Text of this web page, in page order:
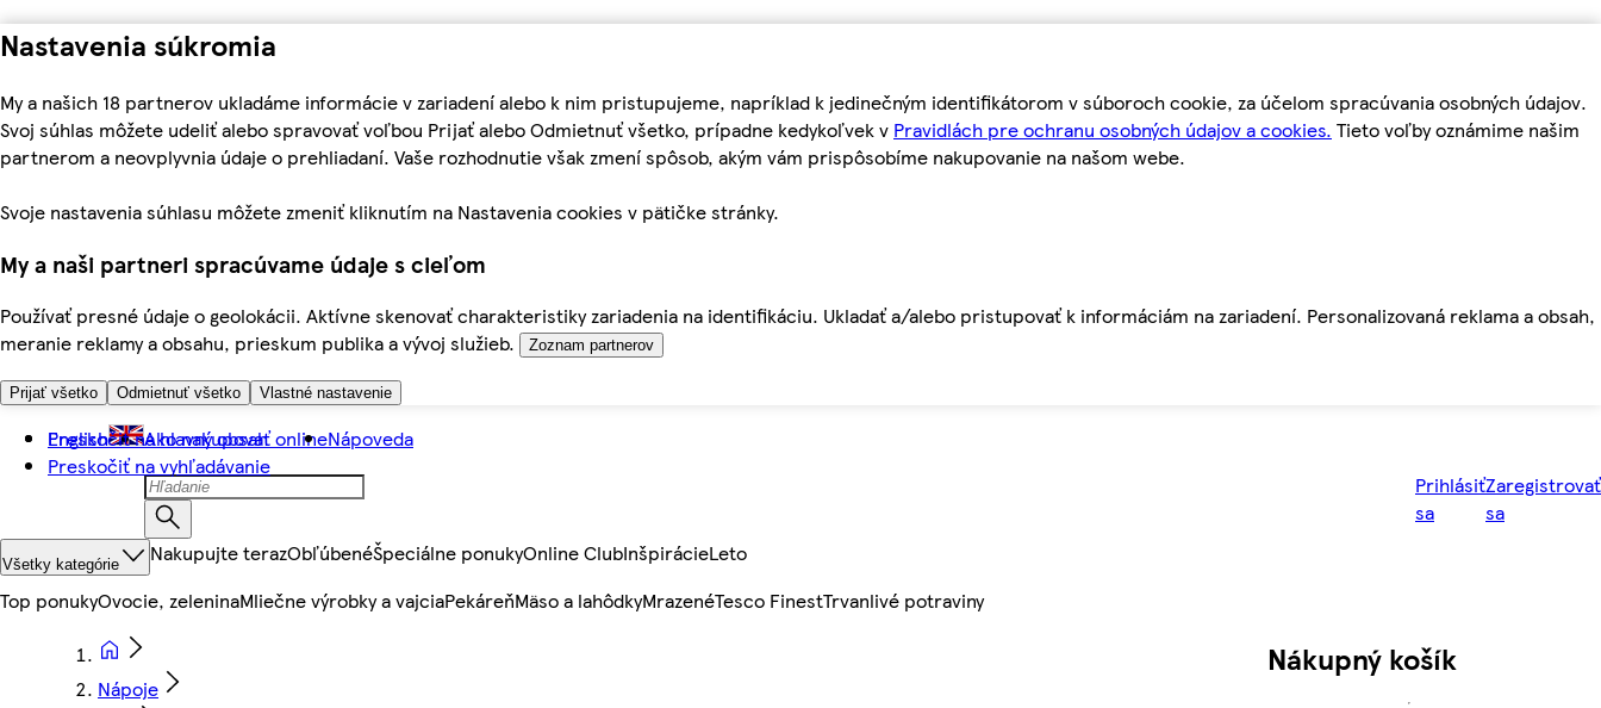
Nastavenia súkromia
My a našich 18 partnerov ukladáme informácie v zariadení alebo k nim pristupujeme, napríklad k jedinečným identifikátorom v súboroch cookie, za účelom spracúvania osobných údajov.
Svoj súhlas môžete udeliť alebo spravovať voľbou Prijať alebo Odmietnuť všetko, prípadne kedykoľvek v Pravidlách pre ochranu osobných údajov a cookies. Tieto voľby oznámime našim
partnerom a neovplyvnia údaje o prehliadaní. Vaše rozhodnutie však zmení spôsob, akým vám prispôsobíme nakupovanie na našom webe.
Svoje nastavenia súhlasu môžete zmeniť kliknutím na Nastavenia cookies v pätičke stránky.
My a naši partneri spracúvame údaje s cieľom
Používať presné údaje o geolokácii. Aktívne skenovať charakteristiky zariadenia na identifikáciu. Ukladať a/alebo pristupovať k informáciám na zariadení. Personalizovaná reklama a obsah,
meranie reklamy a obsahu, prieskum publika a vývoj služieb.
Zoznam partnerov
Prijať všetko Odmietnuť všetko Vlastné nastavenie
Preskočiť na hlavný obsah
Preskočiť na vyhľadávanie
English Ako nakupovať onlineNápoveda
Prihlásiť
sa
Zaregistrovať
sa
Všetky kategórie Nakupujte terazObľúbenéŠpeciálne ponukyOnline ClubInšpirácieLeto
Top ponukyOvocie, zeleninaMliečne výrobky a vajciaPekáreňMäso a lahôdkyMrazenéTesco FinestTrvanlivé potraviny
Nápoje
Nákupný košík